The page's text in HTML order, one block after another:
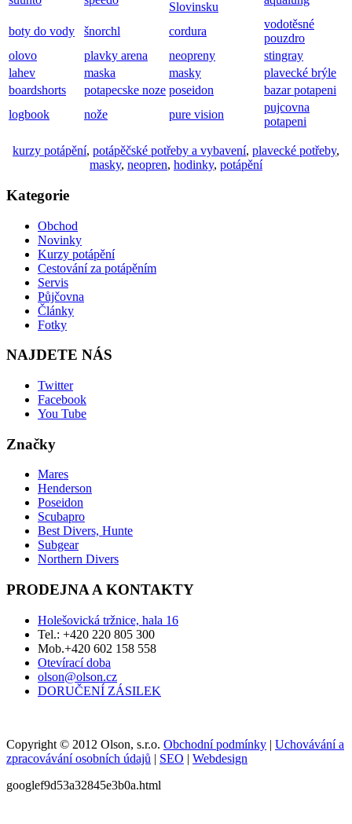
Slovinsku
boty do vody šnorchl cordura
vodotěsné
pouzdro
olovo
plavky arena neopreny
stingray
lahev
maska masky
plavecké brýle
boardshorts
potapecske noze poseidon
bazar potapeni
logbook
nože pure vision
pujcovna
potapeni
kurzy potápění, potápěčské potřeby a vybavení, plavecké potřeby,
masky, neopren, hodinky, potápění
Kategorie
Obchod
Novinky
Kurzy potápění
Cestování za potápěním
Servis
Půjčovna
Články
Fotky
NAJDETE NÁS
Twitter
Facebook
You Tube
Značky
Mares
Henderson
Poseidon
Scubapro
Best Divers, Hunte
Subgear
Northern Divers
PRODEJNA A KONTAKTY
Holešovická tržnice, hala 16
Tel.: +420 220 805 300
Mob.+420 602 158 558
Otevírací doba
olson@olson.cz
DORUČENÍ ZÁSILEK
Copyright © 2012 Olson, s.r.o. Obchodní podmínky | Uchovávání a
zpracovávání osobních údajů | SEO | Webdesign
googlef9d53a32845e3b0a.html